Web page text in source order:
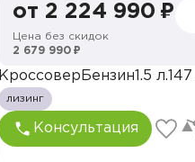
от 2 224 990 ₽
Цена без скидок
2 679 990 ₽
Кроссовер Бензин 1.5 л.
лизинг
Консультация